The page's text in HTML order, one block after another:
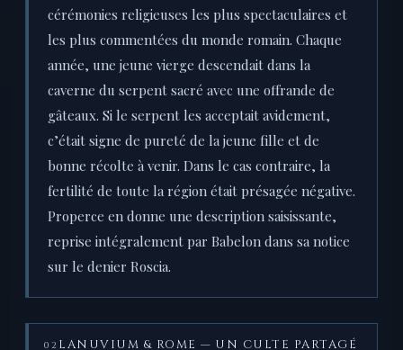
cérémonies religieuses les plus spectaculaires et
les plus commentées du monde romain. Chaque
année, une jeune vierge descendait dans la
caverne du serpent sacré avec une offrande de
gâteaux. Si le serpent les acceptait avidement,
c’était signe de pureté de la jeune fille et de
bonne récolte à venir. Dans le cas contraire, la
fertilité de toute la région était présagée négative.
Properce en donne une description saisissante,
reprise intégralement par Babelon dans sa notice
sur le denier Roscia.
02 LANUVIUM & ROME — UN CULTE PARTAGÉ